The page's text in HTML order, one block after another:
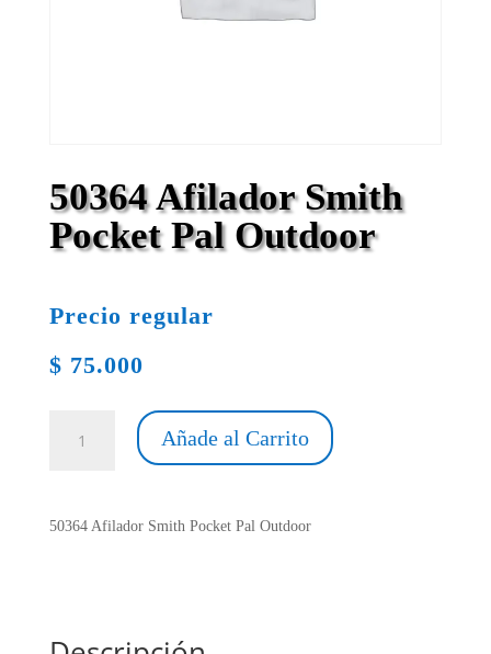
50364 Afilador Smith
Pocket Pal Outdoor
Precio regular
$ 75.000
Afilador
Pal
Añade al Carrito
50364 Afilador Smith Pocket Pal Outdoor